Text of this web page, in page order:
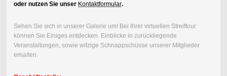
oder nutzen Sie unser Kontaktformular.
Sehen Sie sich in unserer Galerie um! Bei Ihrer virtuellen Streiftour
können Sie Einiges entdecken. Einblicke in zurückliegende
Veranstaltungen, sowie witzige Schnappschüsse unserer Mitglieder
erhalten.